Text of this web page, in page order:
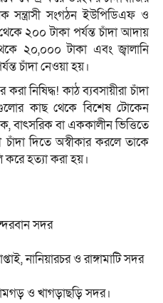
সন্ত্রাসী সংগঠন ইউপিডিএফ ও
২০০ টাকা পর্যন্ত চাঁদা আদায়
২০,০০০ টাকা এবং জ্বালানি
চাঁদা নেওয়া হয়।
করা নিষিদ্ধ! কাঠ ব্যবসায়ীরা চাঁদা
কাছ থেকে বিশেষ টোকেন
বাৎসরিক বা এককালীন ভিত্তিতে
দিতে অস্বীকার করলে তাকে
করে হত্যা করা হয়।
সদর
নানিয়ারচর ও রাঙ্গামাটি সদর
ও খাগড়াছড়ি সদর।